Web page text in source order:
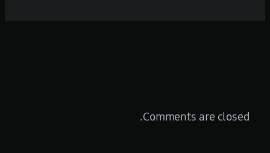
Comments are closed.